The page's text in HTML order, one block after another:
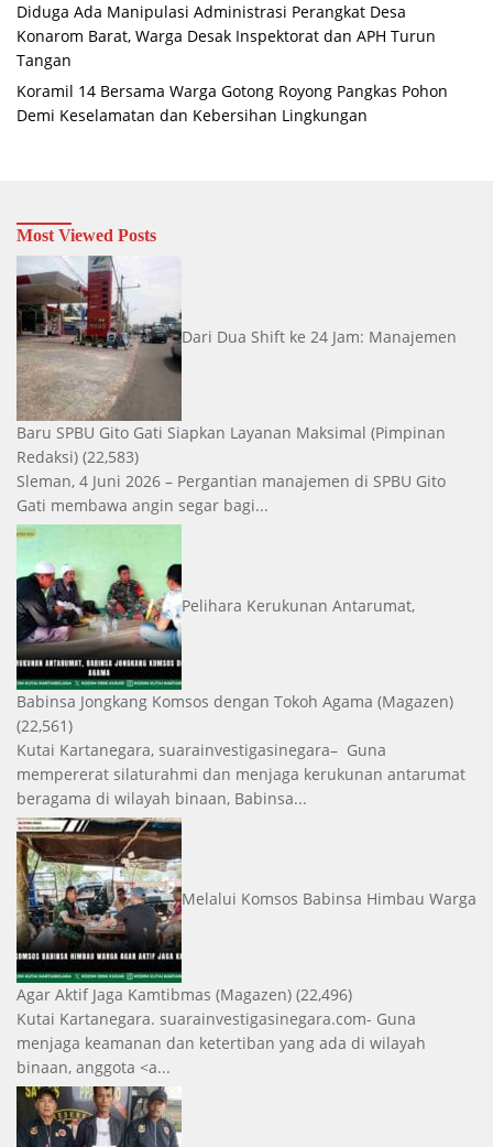
Diduga Ada Manipulasi Administrasi Perangkat Desa
Konarom Barat, Warga Desak Inspektorat dan APH Turun
Tangan
Koramil 14 Bersama Warga Gotong Royong Pangkas Pohon
Demi Keselamatan dan Kebersihan Lingkungan
Most Viewed Posts
Dari Dua Shift ke 24 Jam: Manajemen
Baru SPBU Gito Gati Siapkan Layanan Maksimal (Pimpinan
Redaksi) (22,583)
Sleman, 4 Juni 2026 – Pergantian manajemen di SPBU Gito
Gati membawa angin segar bagi...
Pelihara Kerukunan Antarumat,
Babinsa Jongkang Komsos dengan Tokoh Agama (Magazen)
(22,561)
Kutai Kartanegara, suarainvestigasinegara– Guna
mempererat silaturahmi dan menjaga kerukunan antarumat
beragama di wilayah binaan, Babinsa...
Melalui Komsos Babinsa Himbau Warga
Agar Aktif Jaga Kamtibmas (Magazen) (22,496)
Kutai Kartanegara. suarainvestigasinegara.com- Guna
menjaga keamanan dan ketertiban yang ada di wilayah
binaan, anggota <a...